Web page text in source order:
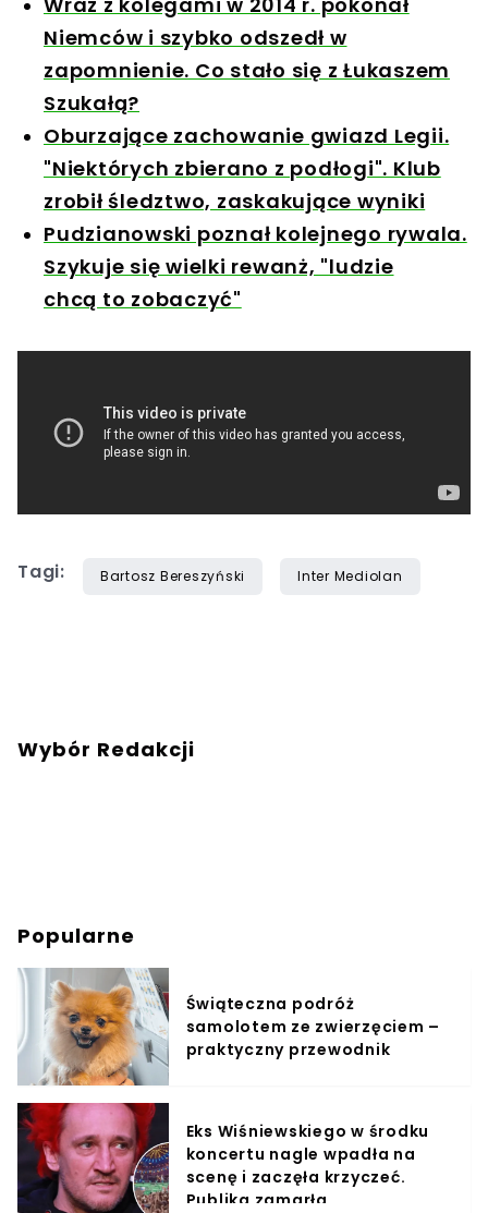
Niemców i szybko odszedł w
zapomnienie. Co stało się z Łukaszem
Szukałą?
Oburzające zachowanie gwiazd Legii.
"Niektórych zbierano z podłogi". Klub
zrobił śledztwo, zaskakujące wyniki
Pudzianowski poznał kolejnego rywala.
Szykuje się wielki rewanż, "ludzie
chcą to zobaczyć"
Tagi: Bartosz Bereszyński Inter Mediolan
Wybór Redakcji
Popularne
Świąteczna podróż
samolotem ze zwierzęciem –
praktyczny przewodnik
Eks Wiśniewskiego w środku
koncertu nagle wpadła na
scenę i zaczęła krzyczeć.
Publika zamarła